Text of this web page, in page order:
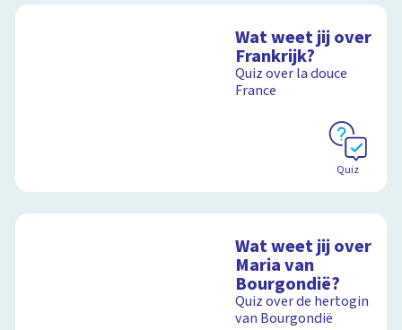
Wat weet jij over
Frankrijk?
Quiz over la douce
France
Quiz
Wat weet jij over
Maria van
Bourgondië?
Quiz over de hertogin
van Bourgondië